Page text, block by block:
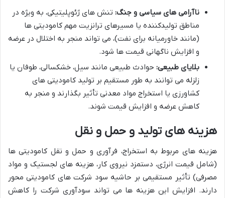
ناآرامی های سیاسی و جنگ: تنش های ژئوپلیتیکی، به ویژه در
مناطق تولیدکننده یا مسیرهای ترانزیت مهم کامودیتی ها
(مانند خاورمیانه برای نفت)، می تواند منجر به اختلال در عرضه
و افزایش ناگهانی قیمت ها شود.
بلایای طبیعی: حوادث طبیعی مانند سیل، خشکسالی، طوفان یا
زلزله می توانند به طور مستقیم بر تولید کامودیتی های
کشاورزی یا استخراج مواد معدنی تأثیر بگذارند و منجر به
کاهش عرضه و افزایش قیمت شوند.
هزینه های تولید و حمل و نقل
هزینه های مربوط به استخراج، فرآوری و حمل و نقل کامودیتی ها
(شامل قیمت انرژی، دستمزد نیروی کار، هزینه های لجستیک و مواد
مصرفی) تأثیر مستقیمی بر حاشیه سود شرکت های کامودیتی محور
دارند. افزایش این هزینه ها می تواند سودآوری شرکت را کاهش